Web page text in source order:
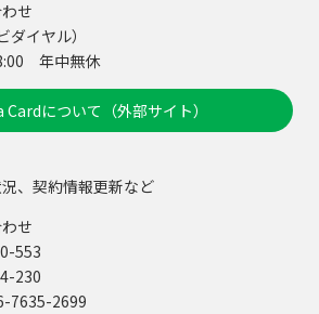
せ
イヤル）
年中無休
について（外部サイト）
、契約情報更新など
せ
553
230
7635-2699